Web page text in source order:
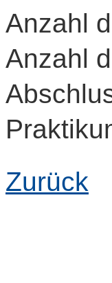
Anzahl
Anzahl
Zurück